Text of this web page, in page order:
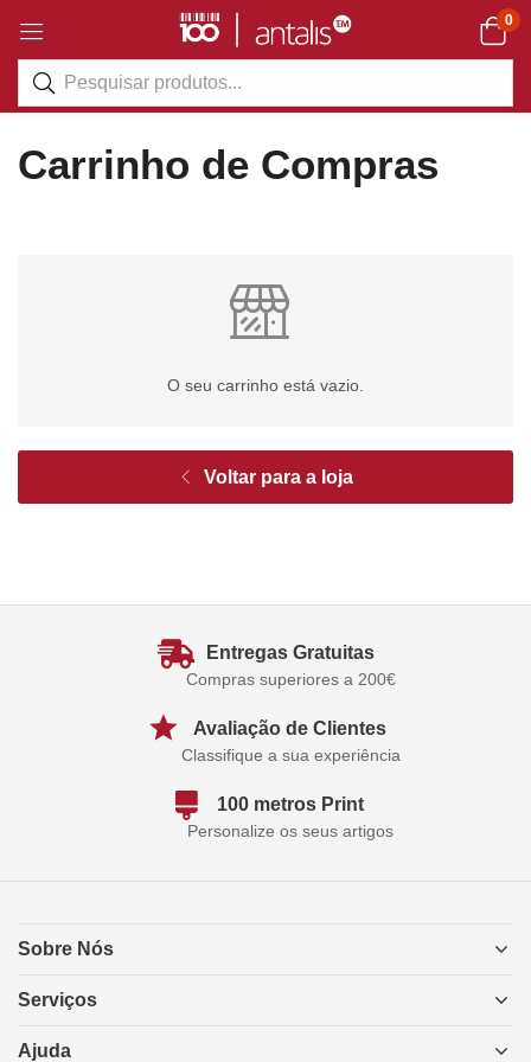
0
Carrinho de Compras
O seu carrinho está vazio.
Voltar para a loja
Entregas Gratuitas
Compras superiores a 200€
Avaliação de Clientes
Classifique a sua experiência
100 metros Print
Personalize os seus artigos
Sobre Nós
Serviços
Ajuda